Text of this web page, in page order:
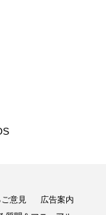
意見
広告案内